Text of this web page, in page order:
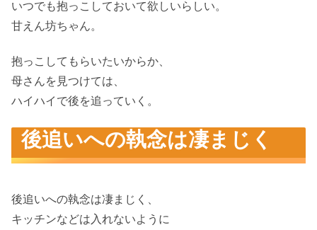
いつでも抱っこしておいて欲しいらしい。
甘えん坊ちゃん。
抱っこしてもらいたいからか、
母さんを見つけては、
ハイハイで後を追っていく。
後追いへの執念は凄まじく
後追いへの執念は凄まじく、
キッチンなどは入れないように